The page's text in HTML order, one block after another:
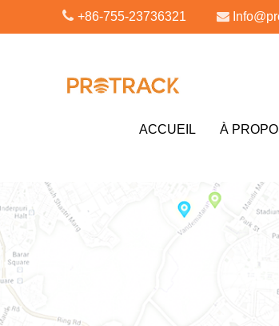
+86-755-23736321
ACCUEIL À